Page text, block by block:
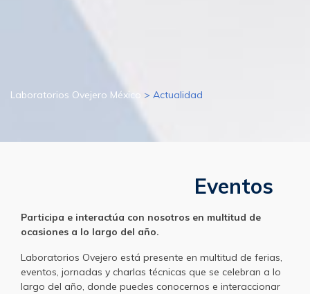
Laboratorios Ovejero México > Actualidad
Eventos
Participa e interactúa con nosotros en multitud de
ocasiones a lo largo del año.
Laboratorios Ovejero está presente en multitud de ferias,
eventos, jornadas y charlas técnicas que se celebran a lo
largo del año, donde puedes conocernos e interaccionar